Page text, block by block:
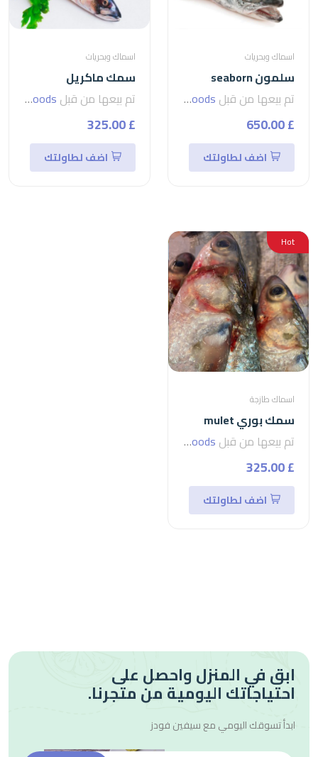
اسماك وبحريات
سلمون seaborn
تم بيعها من قبل seven foods
£ 650.00
اضف لطاولتك
اسماك وبحريات
سمك ماكريل
تم بيعها من قبل seven foods
£ 325.00
اضف لطاولتك
Hot
اسماك طازجة
سمك بوري mulet
تم بيعها من قبل seven foods
£ 325.00
اضف لطاولتك
ابق في المنزل واحصل على
احتياجاتك اليومية من متجرنا.
ابدأ تسوقك اليومي معسيفين فودز